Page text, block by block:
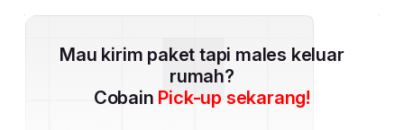
Mau kirim paket tapi males keluar
rumah?
Cobain Pick-up sekarang!